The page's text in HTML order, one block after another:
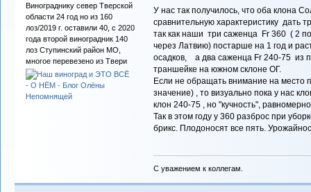
Винограднику север Тверской
области 24 год но из 160
лоз/2019 г. оставили 40, с 2020
года второй виноградник 140
лоз Ступинский район МО,
многое перевезено из Твери
У нас так получилось, что оба клона
сравнительную характеристику дать
так как наши три саженца Fr 360 ( 2
через Латвию) постарше на 1 год и
осадков, а два саженца Fr 240-75 из
траншейке на южном склоне ОГ.
Если не обращать внимание на место
значение) , то визуально пока у нас
клон 240-75 , но "кучность",
Так в этом году у 360 разброс при
брикс. Плодоносят все пять.
С уважением к коллегам.